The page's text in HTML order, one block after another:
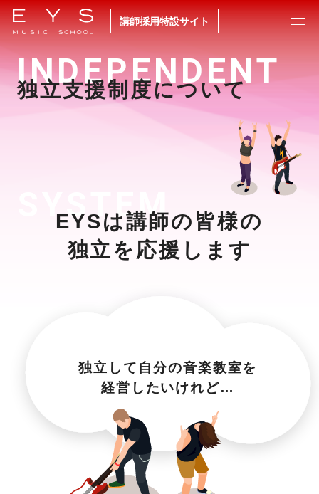
講師採用特設サイト
メッセージ
EYSで働くということ
募集コース一覧
バイオリン チェロ
独立支援制度について
INDEPENDENT
EYSは講師の皆様の
独立を応援します
SYSTEM
独立して自分の音楽教室を
経営したいけれど…